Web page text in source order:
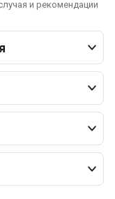
и рекомендации